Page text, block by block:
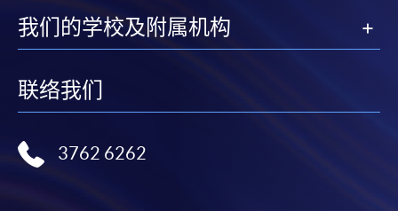
我们的学校及附属机构
联络我们
3762 6262